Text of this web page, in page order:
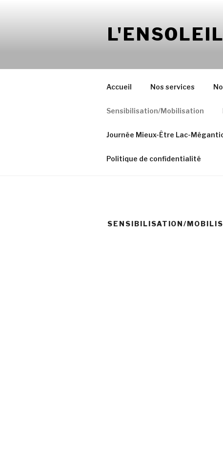
Accueil Nos services
Sensibilisation/Mobilisation
Journée Mieux-Être Lac-
Politique de confidentialité
SENSIBILISATION/